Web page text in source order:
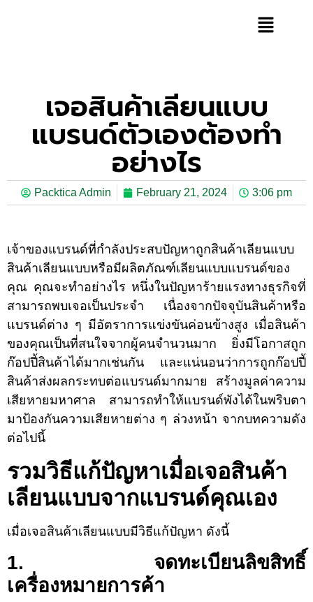
เจอสินค้าเลียนแบบ
แบรนด์ตัวเองต้องทำ
อย่างไร
Packtica Admin February 21, 2024 3:06 pm
เจ้าของแบรนด์ที่กำลังประสบปัญหาถูกสินค้าเลียนแบบ
สินค้าเลียนแบบหรือมีผลิตภัณฑ์เลียนแบบแบรนด์ของ
คุณ คุณจะทำอย่างไร หนึ่งในปัญหาร้ายแรงทางธุรกิจที่
สามารถพบเจอเป็นประจำ เนื่องจากปัจจุบันสินค้าหรือ
แบรนด์ต่าง ๆ มีอัตราการแข่งขันค่อนข้างสูง เมื่อสินค้า
ของคุณเป็นที่สนใจจากผู้คนจำนวนมาก ยิ่งมีโอกาสถูก
ก๊อปปี้สินค้าได้มากเช่นกัน และแน่นอนว่าการถูกก๊อปปี้
สินค้าส่งผลกระทบต่อแบรนด์มากมาย สร้างมูลค่าความ
เสียหายมหาศาล สามารถทำให้แบรนด์พังได้ในพริบตา
มาป้องกันความเสียหายต่าง ๆ ล่วงหน้า จากบทความดัง
ต่อไปนี้
รวมวิธีแก้ปัญหาเมื่อเจอสินค้า
เลียนแบบจากแบรนด์คุณเอง
เมื่อเจอสินค้าเลียนแบบมีวิธีแก้ปัญหา ดังนี้
1. จดทะเบียนลิขสิทธิ์
เครื่องหมายการค้า